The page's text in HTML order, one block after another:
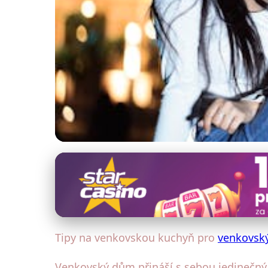
Venkovský dům: Interiérový design
Jak Vytvořit
19. 1. 2026· 4 min čtení · Autor: Eva Šimková
Tipy na venkovskou kuchyň pro